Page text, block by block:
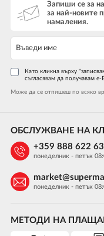
Запиши се за
за най-новите
намаления.
Като кликна върху
съгласявам да получавам
Може да се отпишеш по всяко
МЕТОДИ НА
ОБСЛУЖВАНЕ НА
+359 888 622
понеделник - петък
понеделник - петък